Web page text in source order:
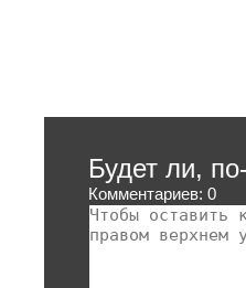
Будет ли,
Комментариев: 0